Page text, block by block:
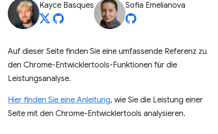
Kayce Basques Sofia Emelianova
Auf dieser Seite finden Sie eine umfassende Referenz zu
den Chrome-Entwicklertools-Funktionen für die
Leistungsanalyse.
Hier finden Sie eine Anleitung, wie Sie die Leistung einer
Seite mit den Chrome-Entwicklertools analysieren.